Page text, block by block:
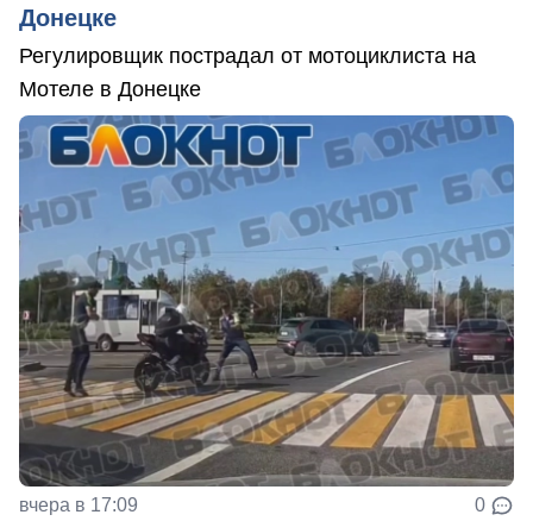
Донецке
Регулировщик пострадал от мотоциклиста на
Мотеле в Донецке
вчера в 17:09 0